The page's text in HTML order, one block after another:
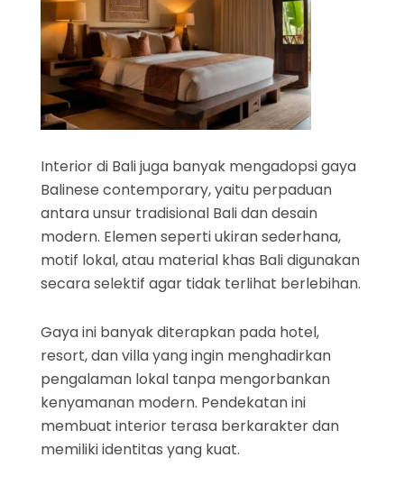
Interior di Bali juga banyak mengadopsi gaya
Balinese contemporary, yaitu perpaduan
antara unsur tradisional Bali dan desain
modern. Elemen seperti ukiran sederhana,
motif lokal, atau material khas Bali digunakan
secara selektif agar tidak terlihat berlebihan.
Gaya ini banyak diterapkan pada hotel,
resort, dan villa yang ingin menghadirkan
pengalaman lokal tanpa mengorbankan
kenyamanan modern. Pendekatan ini
membuat interior terasa berkarakter dan
memiliki identitas yang kuat.